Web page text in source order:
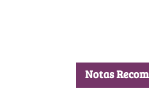
Notas